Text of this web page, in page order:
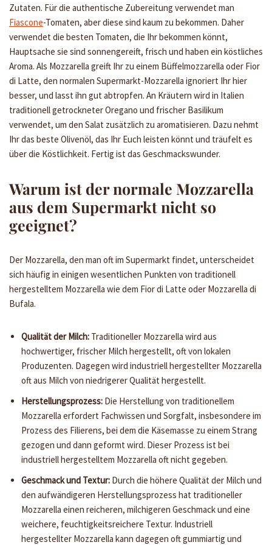
Zutaten. Für die authentische Zubereitung verwendet man
Fiascone-Tomaten, aber diese sind kaum zu bekommen. Daher
verwendet die besten Tomaten, die Ihr bekommen könnt,
Hauptsache sie sind sonnengereift, frisch und haben ein köstliches
Aroma. Als Mozzarella greift Ihr zu einem Büffelmozzarella oder Fior
di Latte, den normalen Supermarkt-Mozzarella ignoriert Ihr hier
besser, und lasst ihn gut abtropfen. An Kräutern wird in Italien
traditionell getrockneter Oregano und frischer Basilikum
verwendet, um den Salat zusätzlich zu aromatisieren. Dazu nehmt
Ihr das beste Olivenöl, das Ihr Euch leisten könnt und träufelt es
über die Köstlichkeit. Fertig ist das Geschmackswunder.
Warum ist der normale Mozzarella
aus dem Supermarkt nicht so
geeignet?
Der Mozzarella, den man oft im Supermarkt findet, unterscheidet
sich häufig in einigen wesentlichen Punkten von traditionell
hergestelltem Mozzarella wie dem Fior di Latte oder Mozzarella di
Bufala.
Qualität der Milch: Traditioneller Mozzarella wird aus
hochwertiger, frischer Milch hergestellt, oft von lokalen
Produzenten. Dagegen wird industriell hergestellter Mozzarella
oft aus Milch von niedrigerer Qualität hergestellt.
Herstellungsprozess: Die Herstellung von traditionellem
Mozzarella erfordert Fachwissen und Sorgfalt, insbesondere im
Prozess des Filierens, bei dem die Käsemasse zu einem Strang
gezogen und dann geformt wird. Dieser Prozess ist bei
industriell hergestelltem Mozzarella oft nicht gegeben.
Geschmack und Textur: Durch die höhere Qualität der Milch und
den aufwändigeren Herstellungsprozess hat traditioneller
Mozzarella einen reicheren, milchigeren Geschmack und eine
weichere, feuchtigkeitsreichere Textur. Industriell
hergestellter Mozzarella kann dagegen oft gummiartig und